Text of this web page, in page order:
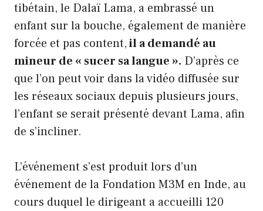
tibétain, le Dalaï Lama, a embrassé un
enfant sur la bouche, également de manière
forcée et pas content,il a demandé au
mineur de « sucer sa langue ». D’après ce
que l’on peut voir dans la vidéo diffusée sur
les réseaux sociaux depuis plusieurs jours,
l’enfant se serait présenté devant Lama, afin
de s’incliner.
L’événement s’est produit lors d’un
événement de la Fondation M3M en Inde, au
cours duquel le dirigeant a accueilli 120